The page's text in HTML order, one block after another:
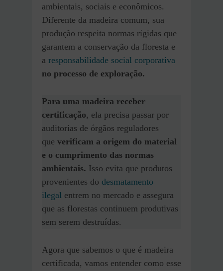
ambientais, sociais e econômicos.
Diferente da madeira comum, sua
produção respeita normas rígidas que
garantem a conservação da floresta e
a responsabilidade social corporativa
no processo de exploração.
Para uma madeira receber
certificação, ela precisa passar por
auditorias de órgãos reguladores
que verificam a origem do material
e o cumprimento das normas
ambientais. Isso evita que produtos
provenientes do desmatamento
ilegal entrem no mercado e assegura
que as florestas continuem produtivas
sem serem destruídas.
Agora que sabemos o que é madeira
certificada, vamos entender como esse